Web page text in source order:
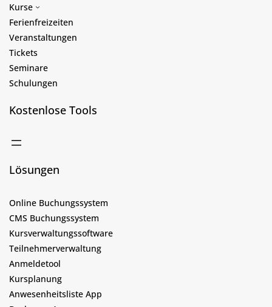
Kurse
Ferienfreizeiten
Veranstaltungen
Tickets
Seminare
Schulungen
Kostenlose Tools
Lösungen
Online Buchungssystem
CMS Buchungssystem
Kursverwaltungssoftware
Teilnehmerverwaltung
Anmeldetool
Kursplanung
Anwesenheitsliste App